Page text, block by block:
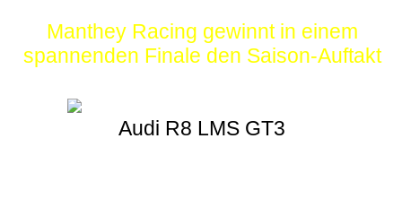
Manthey Racing gewinnt in einem
spannenden Finale den Saison-Auftakt
Audi R8 LMS GT3